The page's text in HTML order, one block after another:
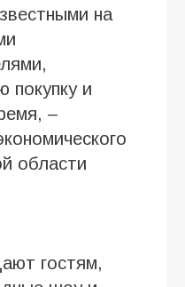
на
покупку и
–
области
гостям,